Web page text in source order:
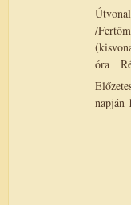
/
óra
napján